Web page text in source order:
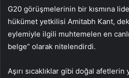
G20 görüşmelerinin bir kısmına
hükümet yetkilisi Amitabh Kant,
eylemiyle ilgili muhtemelen en
belge” olarak nitelendirdi.
Aşırı sıcaklıklar gibi doğal afetlerin